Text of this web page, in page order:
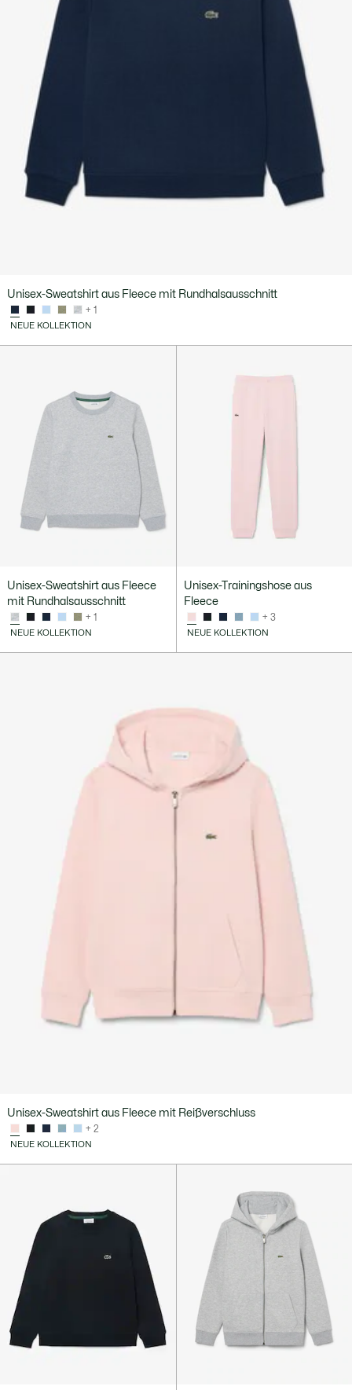
Unisex-Sweatshirt aus Fleece mit Rundhalsausschnitt
+ 1
NEUE KOLLEKTION
Unisex-Sweatshirt aus Fleece
mit Rundhalsausschnitt
+ 1
NEUE KOLLEKTION
Unisex-Trainingshose aus
Fleece
+ 3
NEUE KOLLEKTION
Unisex-Sweatshirt aus Fleece mit Reißverschluss
+ 2
NEUE KOLLEKTION